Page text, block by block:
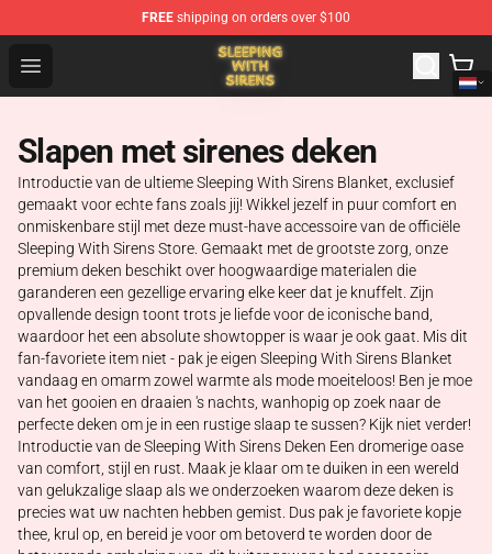
FREE shipping on orders over $100
Open menu
Sleeping With Sirens Store - Official Sleeping With
Slapen met sirenes deken
Introductie van de ultieme Sleeping With Sirens Blanket, exclusief
gemaakt voor echte fans zoals jij! Wikkel jezelf in puur comfort en
onmiskenbare stijl met deze must-have accessoire van de officiële
Sleeping With Sirens Store. Gemaakt met de grootste zorg, onze
premium deken beschikt over hoogwaardige materialen die
garanderen een gezellige ervaring elke keer dat je knuffelt. Zijn
opvallende design toont trots je liefde voor de iconische band,
waardoor het een absolute showtopper is waar je ook gaat. Mis dit
fan-favoriete item niet - pak je eigen Sleeping With Sirens Blanket
vandaag en omarm zowel warmte als mode moeiteloos! Ben je moe
van het gooien en draaien 's nachts, wanhopig op zoek naar de
perfecte deken om je in een rustige slaap te sussen? Kijk niet verder!
Introductie van de Sleeping With Sirens Deken Een dromerige oase
van comfort, stijl en rust. Maak je klaar om te duiken in een wereld
van gelukzalige slaap als we onderzoeken waarom deze deken is
precies wat uw nachten hebben gemist. Dus pak je favoriete kopje
thee, krul op, en bereid je voor om betoverd te worden door de